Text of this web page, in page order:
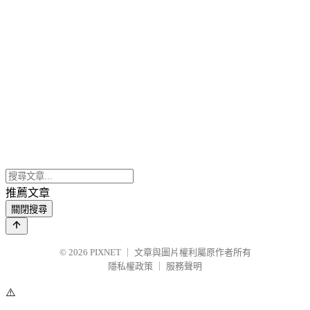
推薦文章
關閉搜尋
© 2026 PIXNET
文章與圖片權利屬原作者所有
隱私權政策
服務聲明
⚠️